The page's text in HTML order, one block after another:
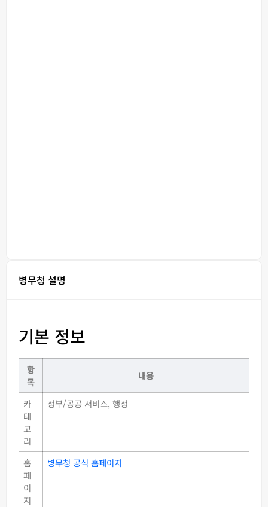
병무청 설명
기본 정보
항
목
내용
카
테
고
리
정부/공공 서비스, 행정
홈
페
이
지
병무청 공식 홈페이지